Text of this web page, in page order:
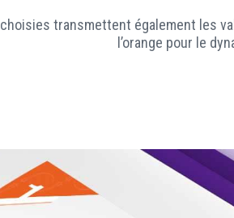
choisies transmettent également les
l’orange pour le